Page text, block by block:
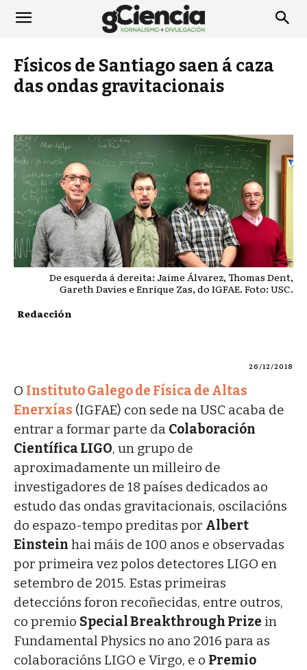
Físicos de Santiago saen á caza
das ondas gravitacionais
De esquerda á dereita: Jaime Álvarez, Thomas Dent,
Gareth Davies e Enrique Zas, do IGFAE. Foto: USC.
Redacción
26/12/2018
O Instituto Galego de Física de Altas
Enerxías (IGFAE) con sede na USC acaba de
entrar a formar parte da Colaboración
Científica LIGO, un grupo de
aproximadamente un milleiro de
investigadores de 18 países dedicados ao
estudo das ondas gravitacionais, oscilacións
do espazo-tempo preditas por Albert
Einstein hai máis de 100 anos e observadas
por primeira vez polos detectores LIGO en
setembro de 2015. Estas primeiras
deteccións foron recoñecidas, entre outros,
co premio Special Breakthrough Prize in
Fundamental Physics no ano 2016 para as
colaboracións LIGO e Virgo, e o Premio